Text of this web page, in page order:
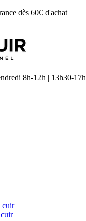
dès 60€ d'achat
8h-12h | 13h30-17h
cuir